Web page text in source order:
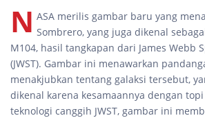
N ASA merilis gambar baru yang
Sombrero, yang juga dikenal
M104, hasil tangkapan dari James Webb
(JWST). Gambar ini menawarkan
menakjubkan tentang galaksi tersebut,
dikenal karena kesamaannya dengan
teknologi canggih JWST, gambar ini